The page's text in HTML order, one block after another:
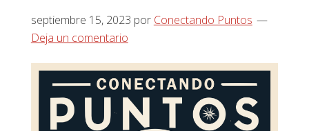
septiembre 15, 2023 por Conectando Puntos
Deja un comentario